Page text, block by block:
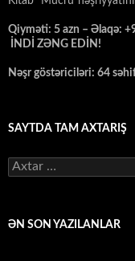
Qiyməti: 5 azn – Əlaqə:
İNDİ ZƏNG EDİN!
Nəşr göstəriciləri: 64
SAYTDA TAM AXTARIŞ
Axtarış:
ƏN SON YAZILANLAR